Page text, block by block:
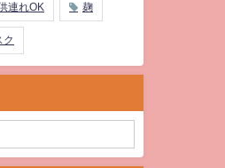
連れOK 麹
ク